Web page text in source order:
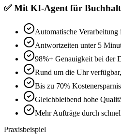
✅Mit KI-Agent für
Automatische Verarbeitung
Antwortzeiten unter 5
98%+ Genauigkeit bei der
Rund um die Uhr
Bis zu 70%
Gleichbleibend hohe
Mehr Aufträge durch
Praxisbeispiel